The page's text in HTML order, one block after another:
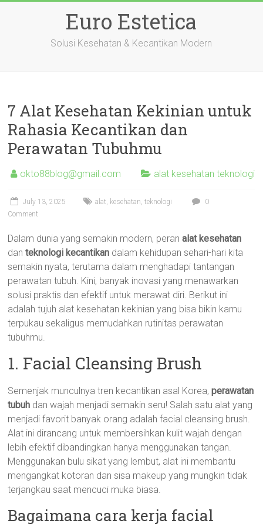
Euro Estetica
Solusi Kesehatan & Kecantikan Modern
7 Alat Kesehatan Kekinian untuk
Rahasia Kecantikan dan
Perawatan Tubuhmu
okto88blog@gmail.com alat kesehatan teknologi
July 13, 2025 alat, kesehatan,teknologi
0
Comment
Dalam dunia yang semakin modern, peranalat kesehatan
danteknologi kecantikan dalam kehidupan sehari-hari kita
semakin nyata, terutama dalam menghadapi tantangan
perawatan tubuh. Kini, banyak inovasi yang menawarkan
solusi praktis dan efektif untuk merawat diri. Berikut ini
adalah tujuh alat kesehatan kekinian yang bisa bikin kamu
terpukau sekaligus memudahkan rutinitas perawatan
tubuhmu.
1. Facial Cleansing Brush
Semenjak munculnya tren kecantikan asal Korea,perawatan
tubuh dan wajah menjadi semakin seru! Salah satu alat yang
menjadi favorit banyak orang adalah facial cleansing brush.
Alat ini dirancang untuk membersihkan kulit wajah dengan
lebih efektif dibandingkan hanya menggunakan tangan.
Menggunakan bulu sikat yang lembut, alat ini membantu
mengangkat kotoran dan sisa makeup yang mungkin tidak
terjangkau saat mencuci muka biasa.
Bagaimana cara kerja facial